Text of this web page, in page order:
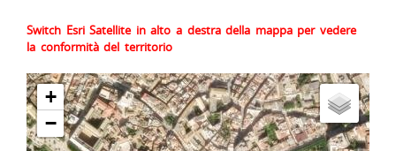
Switch Esri Satellite in alto a destra della mappa per vedere
la conformità del territorio
+
−